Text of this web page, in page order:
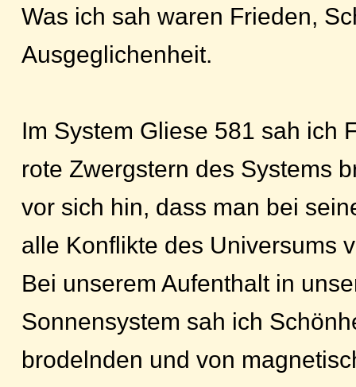
Was ich sah waren Frieden,
Ausgeglichenheit.
Im System Gliese 581 sah ich
rote Zwergstern des Systems
vor sich hin, dass man bei
alle Konflikte des Universums
Bei unserem Aufenthalt in
Sonnensystem sah ich
brodelnden und von